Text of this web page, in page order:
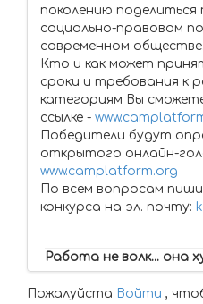
поколению поделиться
социально-правовом
современном обществе.
Кто и как может
сроки и требования к
категориям Вы
ссылке -
Победители будут
открытого онлайн-
www.camplatform.org
По всем вопросам
конкурса на эл. почту:
Работа не волк... она
Пожалуйста Войти ,